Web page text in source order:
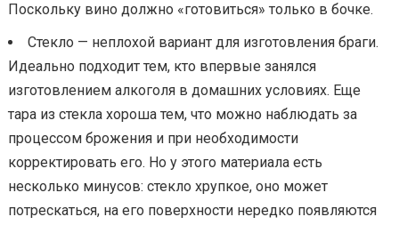
Поскольку вино должно «готовиться» только в бочке.
Стекло — неплохой вариант для изготовления браги.
Идеально подходит тем, кто впервые занялся
изготовлением алкоголя в домашних условиях. Еще
тара из стекла хороша тем, что можно наблюдать за
процессом брожения и при необходимости
корректировать его. Но у этого материала есть
несколько минусов: стекло хрупкое, оно может
потрескаться, на его поверхности нередко появляются